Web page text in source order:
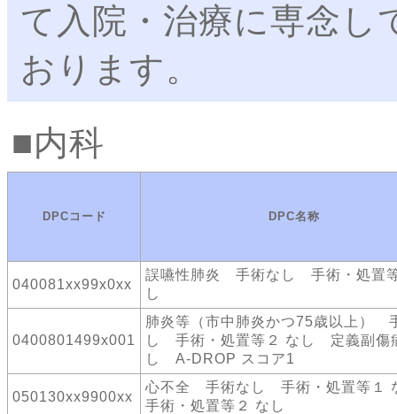
て入院・治療に専念し
おります。
内科
DPCコード DPC名称
040081xx99x0xx
誤嚥性肺炎 手術なし 手術・処置
し
0400801499x001
肺炎等（市中肺炎かつ75歳以上）
し 手術・処置等２ なし 定義副傷
し A-DROP スコア1
050130xx9900xx
心不全 手術なし 手術・処置等
手術・処置等２ なし